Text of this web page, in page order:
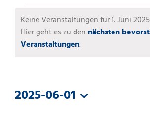
FÜR
JUNI
2025
Hinweis
Keine Veranstaltungen für 1. Juni
Hier geht es zu den nächsten
Veranstaltungen.
2025-06-01